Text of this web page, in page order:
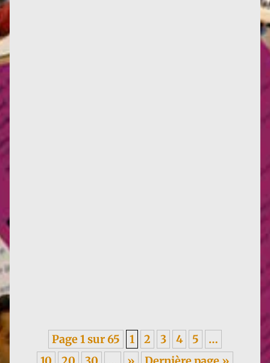
Page 1 sur 65 1 2 3 4 5
…